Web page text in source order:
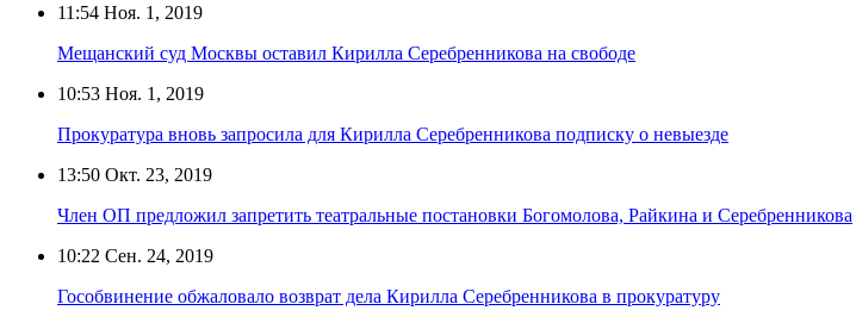
11:54 Ноя. 1, 2019
Мещанский суд Москвы оставил Кирилла Серебренникова на свободе
10:53 Ноя. 1, 2019
Прокуратура вновь запросила для Кирилла Серебренникова подписку о невыезде
13:50 Окт. 23, 2019
Член ОП предложил запретить театральные постановки Богомолова, Райкина и Серебренникова
10:22 Сен. 24, 2019
Гособвинение обжаловало возврат дела Кирилла Серебренникова в прокуратуру